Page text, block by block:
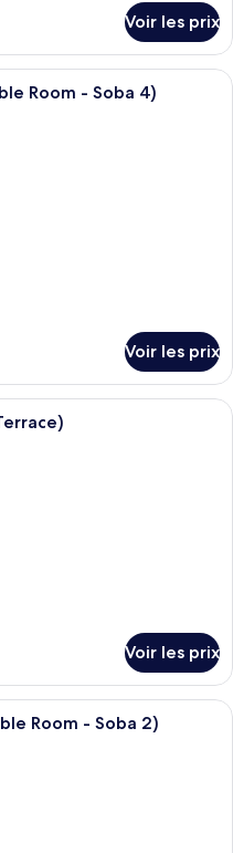
Voir les prix
balcon offrant une vue sur un
Room - Soba 4)
Voir les prix
espace extérieur aménagé pour
Voir les prix
chambre à coucher avec un lit,
Room - Soba 2)